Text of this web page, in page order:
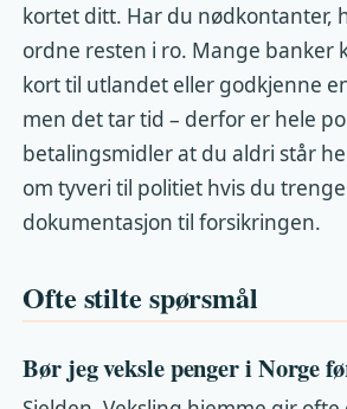
kortet ditt. Har du nødkontanter,
ordne resten i ro. Mange banker
kort til utlandet eller godkjenne
men det tar tid – derfor er hele
betalingsmidler at du aldri står
om tyveri til politiet hvis du
dokumentasjon til forsikringen.
Ofte stilte spørsmål
Bør jeg veksle penger i Norge